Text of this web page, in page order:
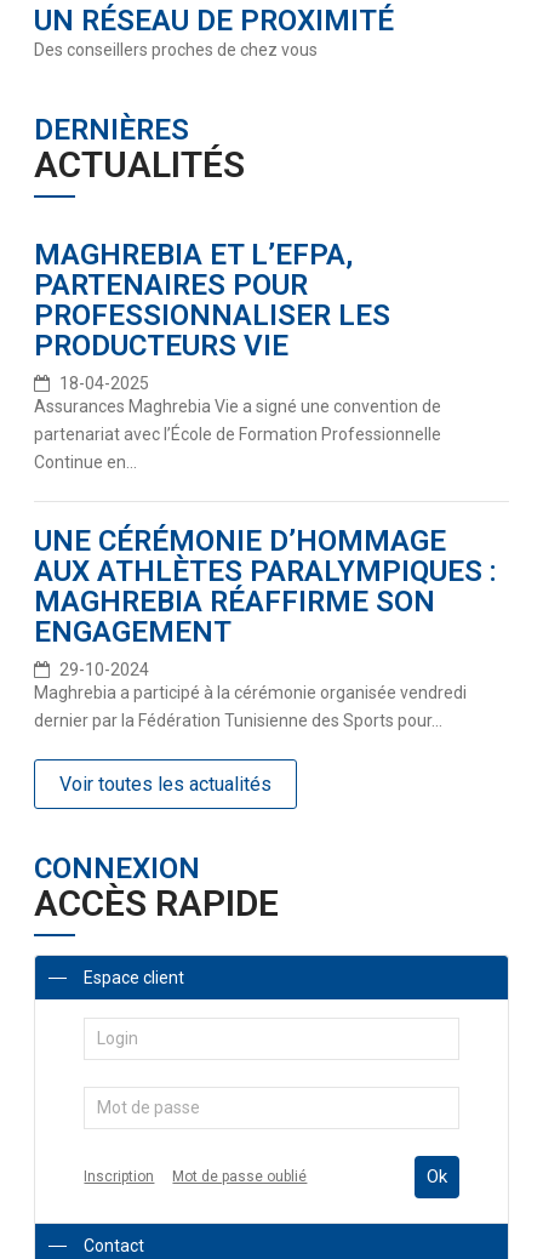
UN RÉSEAU DE PROXIMITÉ
Des conseillers proches de chez vous
DERNIÈRES
ACTUALITÉS
MAGHREBIA ET L’EFPA,
PARTENAIRES POUR
PROFESSIONNALISER LES
PRODUCTEURS VIE
18-04-2025
Assurances Maghrebia Vie a signé une convention de
partenariat avec l’École de Formation Professionnelle
Continue en...
UNE CÉRÉMONIE D’HOMMAGE
AUX ATHLÈTES PARALYMPIQUES :
MAGHREBIA RÉAFFIRME SON
ENGAGEMENT
29-10-2024
Maghrebia a participé à la cérémonie organisée vendredi
dernier par la Fédération Tunisienne des Sports pour...
Voir toutes les actualités
CONNEXION
ACCÈS RAPIDE
Espace client
Inscription Mot de passe oublié Ok
Contact